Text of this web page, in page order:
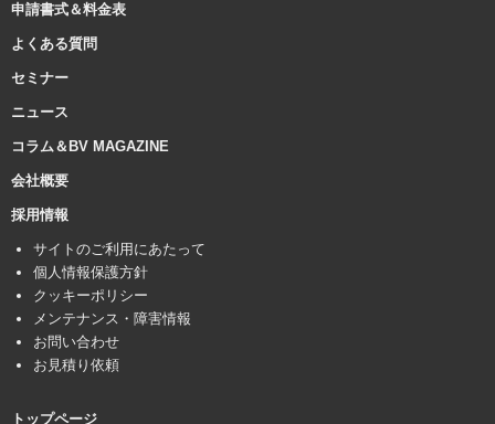
申請書式＆料金表
よくある質問
セミナー
ニュース
コラム＆BV MAGAZINE
会社概要
採用情報
サイトのご利用にあたって
個人情報保護方針
クッキーポリシー
メンテナンス・障害情報
お問い合わせ
お見積り依頼
トップページ